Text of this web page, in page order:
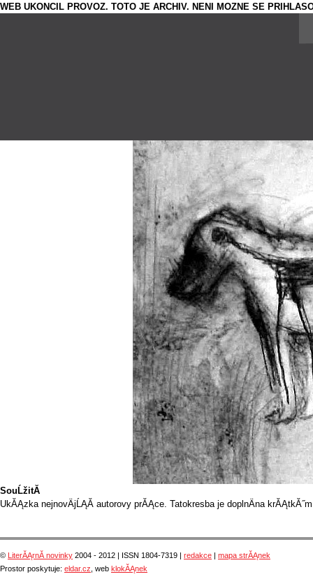
WEB UKONCIL PROVOZ. TOTO JE ARCHIV. NENI MOZNE SE
SouĹžitĂ­
UkĂĄzka nejnovÄjĹĄĂ­ autorovy prĂĄce. Tatokresba je doplnÄna
© LiterĂĄrnĂ­ novinky 2004 - 2012 | ISSN 1804-7319 | redakce
mapa strĂĄnek
Prostor poskytuje: eldar.cz , web klokĂĄnek